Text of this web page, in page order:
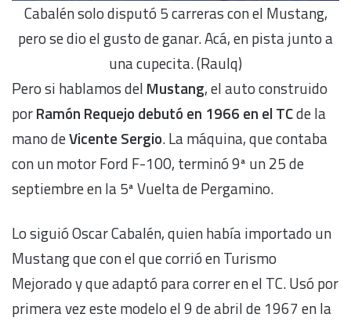
Cabalén solo disputó 5 carreras con el Mustang,
pero se dio el gusto de ganar. Acá, en pista junto a
una cupecita. (Raulq)
Pero si hablamos del Mustang, el auto construido
porRamón Requejo debutó en 1966 en el TCde la
mano deVicente Sergio. La máquina, que contaba
con un motor Ford F-100, terminó 9ª un 25 de
septiembre en la 5ª Vuelta de Pergamino.
Lo siguió Oscar Cabalén, quien había importado un
Mustang que con el que corrió en Turismo
Mejorado y que adaptó para correr en el TC. Usó por
primera vez este modelo el 9 de abril de 1967 en la